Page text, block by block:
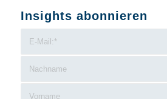
Insights abonnieren